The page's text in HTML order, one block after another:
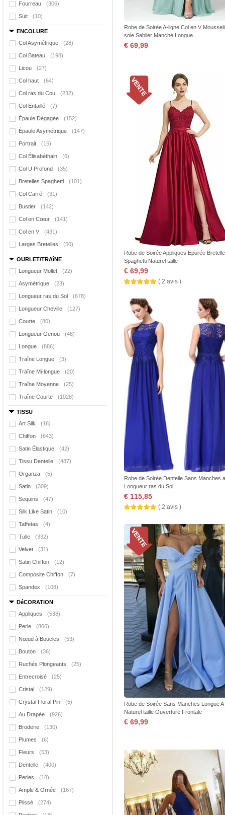
Fourreau (306)
Suit (10)
ENCOLURE
Col Asymétrique
(28)
Col Bateau (198)
Licou (27)
Col haut (64)
Col ras du Cou (232)
Col Entaillé (7)
Épaule Dégagée (152)
Épaule Asymétrique (147)
Portrait (15)
Col Élisabéthain (6)
Col U Profond (35)
Bretelles Spaghetti (101)
Col Carré (31)
Bustier (142)
Col en Cœur (141)
Col en V (431)
Larges Bretelles (50)
OURLET/TRAîNE
Longueur Mollet
(22)
Asymétrique (23)
Longueur ras du Sol (678)
Longueur Cheville (127)
Courte (80)
Longueur Genou (46)
Longue (886)
Traîne Longue (3)
Traîne Mi-longue (20)
Traîne Moyenne (25)
Traîne Courte (1028)
TISSU
Art Silk
(16)
Chiffon (643)
Satin Élastique (42)
Tissu Dentelle (487)
Organza (5)
Satin (309)
Sequins (47)
Silk Like Satin (10)
Taffetas (4)
Tulle (332)
Velvet (31)
Satin Chiffon (12)
Composite Chiffon (7)
Spandex (108)
DéCORATION
Appliques
(538)
Perle (866)
Nœud à Boucles (53)
Bouton (36)
Ruchés Plongeants (25)
Entrecroisé (25)
Cristal (129)
Crystal Floral Pin (5)
Au Drapée (926)
Broderie (130)
Plumes (6)
Fleurs (53)
Dentelle (400)
Perles (18)
Ample & Ornée (167)
Plissé (274)
Robe de Soirée A-ligne Col en V
soie Sablier Manche Longue
€ 69,99
Robe de Soirée Appliques Epurée
Spaghetti Naturel taille
€ 69,99
( 2 avis )
Robe de Soirée Dentelle Sans Manches
Longueur ras du Sol
€ 115,85
( 2 avis )
Robe de Soirée Sans Manches Longue
Naturel taille Ouverture Frontale
€ 69,99